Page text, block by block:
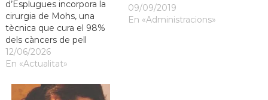
d’Esplugues incorpora la
cirurgia de Mohs, una
tècnica que cura el 98%
dels càncers de pell
12/06/2026
En «Actualitat»
Cochambre i Decai, entre
l’oferta musical del 2019, //
09/09/2019
En «Administracions»